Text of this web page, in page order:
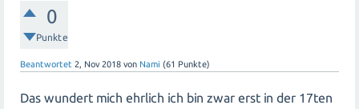
0
Punkte
Beantwortet 2, Nov 2018 von Nami (61 Punkte)
Das wundert mich ehrlich ich bin zwar erst in der 17ten